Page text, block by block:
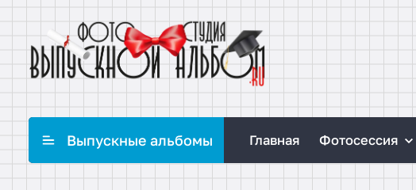
Выпускные альбомы Главная Фотосессия